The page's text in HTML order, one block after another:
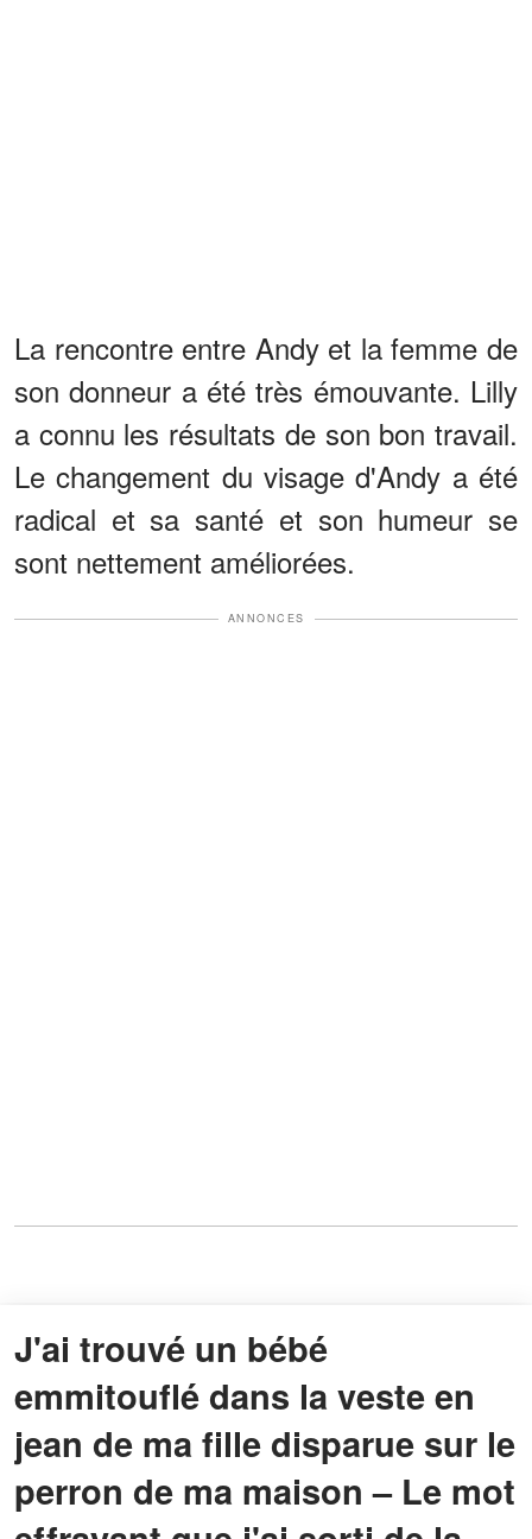
La rencontre entre Andy et la femme de
son donneur a été très émouvante. Lilly
a connu les résultats de son bon travail.
Le changement du visage d'Andy a été
radical et sa santé et son humeur se
sont nettement améliorées.
ANNONCES
J'ai trouvé un bébé
emmitouflé dans la veste en
jean de ma fille disparue sur le
perron de ma maison – Le mot